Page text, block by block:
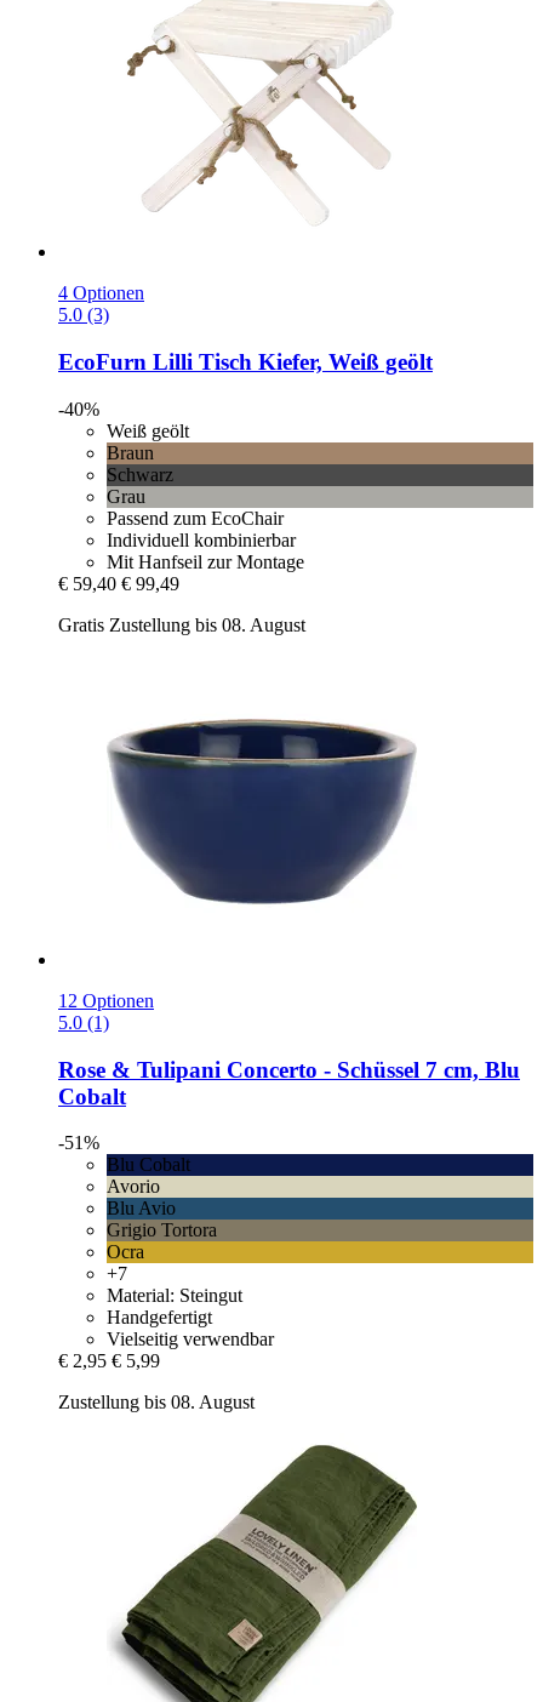
4 Optionen
5.0 (3)
EcoFurn Lilli Tisch Kiefer, Weiß geölt
-40%
Weiß geölt
Braun
Schwarz
Grau
Passend zum EcoChair
Individuell kombinierbar
Mit Hanfseil zur Montage
€ 59,40 € 99,49
Gratis Zustellung bis 08. August
12 Optionen
5.0 (1)
Rose & Tulipani Concerto -​ Schüssel 7 cm, Blu
Cobalt
-51%
Blu Cobalt
Avorio
Blu Avio
Grigio Tortora
Ocra
+7
Material: Steingut
Handgefertigt
Vielseitig verwendbar
€ 2,95 € 5,99
Zustellung bis 08. August